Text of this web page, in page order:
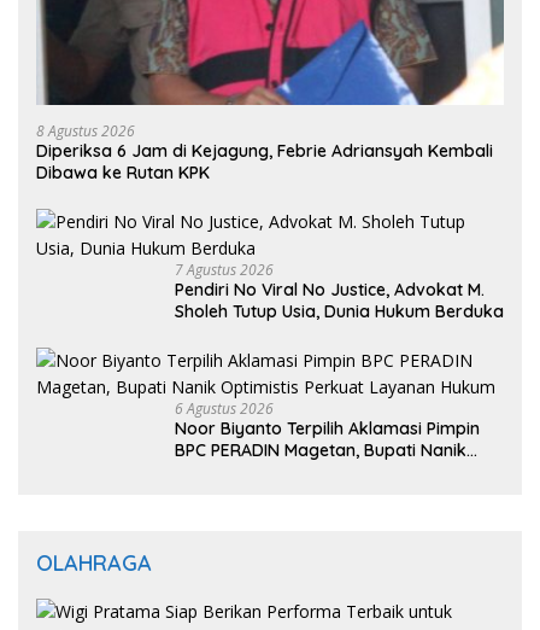
8 Agustus 2026
Diperiksa 6 Jam di Kejagung, Febrie Adriansyah Kembali
Dibawa ke Rutan KPK
7 Agustus 2026
Pendiri No Viral No Justice, Advokat M.
Sholeh Tutup Usia, Dunia Hukum Berduka
6 Agustus 2026
Noor Biyanto Terpilih Aklamasi Pimpin
BPC PERADIN Magetan, Bupati Nanik
OLAHRAGA